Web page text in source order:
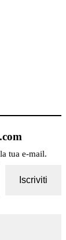
tua e-mail.
Iscriviti